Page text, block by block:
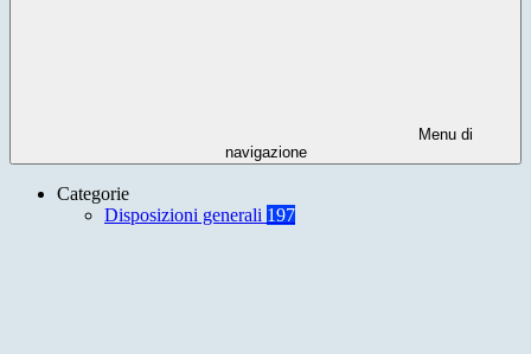
Menu di
navigazione
Categorie
Disposizioni generali 197